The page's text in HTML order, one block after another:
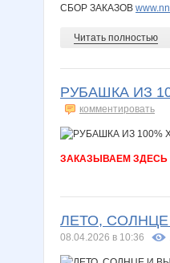
СБОР ЗАКАЗОВ
Читать полностью
РУБАШКА ИЗ
комментировать
ЗАКАЗЫВАЕМ ЗДЕСЬ
ЛЕТО,
08.04.2026 в 10:36